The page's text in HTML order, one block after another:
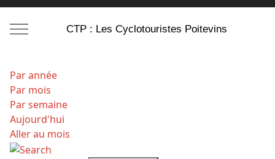
Mobile Menu ToggleCTP : Les Cyclotouristes Poitevins
Par année
Par mois
Par semaine
Aujourd'hui
Aller au mois